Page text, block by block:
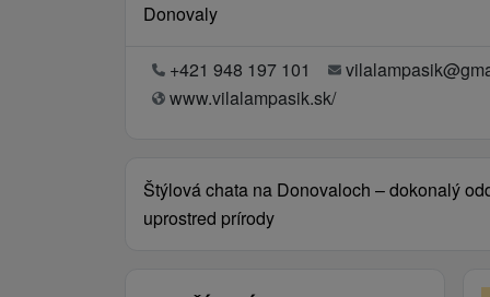
Donovaly
+421 948 197 101
www.vilalampasik.sk/
Štýlová chata na Donovaloch – dokonalý
uprostred prírody